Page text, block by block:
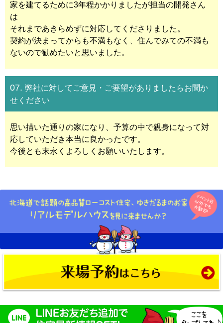
家を建てるために3年程かかりましたが担当の開発さん
は
それまであきらめずに対応してくださりました。
契約が決まってからも不満もなく、住んでみての不満も
ないので勧めたいと思いました。
07. 弊社に対してご意見・ご要望がありましたらお聞か
せください
思い描いた通りの家になり、予算の中で親身になって対
応していただき本当に良かったです。
今後とも末永くよろしくお願いいたします。